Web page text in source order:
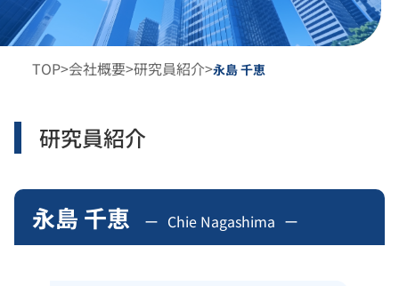
TOP>会社概要>研究員紹介>永島 千恵
研究員紹介
永島 千恵 Chie Nagashima